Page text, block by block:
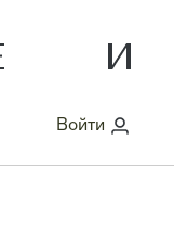
Войти